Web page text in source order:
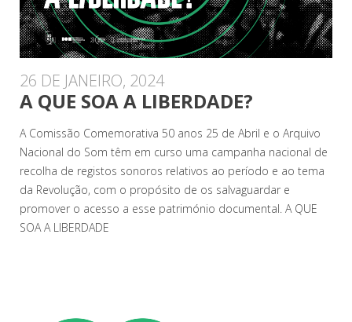
26 DE JANEIRO, 2024
A QUE SOA A LIBERDADE?
A Comissão Comemorativa 50 anos 25 de Abril e o Arquivo
Nacional do Som têm em curso uma campanha nacional de
recolha de registos sonoros relativos ao período e ao tema
da Revolução, com o propósito de os salvaguardar e
promover o acesso a esse património documental. A QUE
SOA A LIBERDADE